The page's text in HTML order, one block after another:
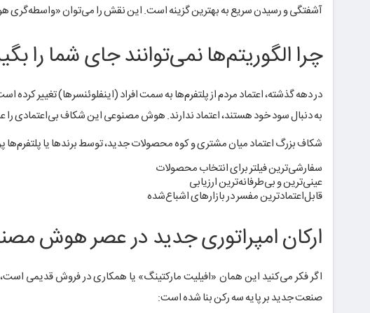
آشفتگی و رسیدن سریع به بهترین گزینه است. این نقش را می‌توان «واسطه‌گری
چرا الگوریتم‌ها نمی‌توانند جای شما را
در دهه گذشته، اعتماد مردم از پلتفرم‌ها به سمت افراد (اینفلوئنسرها) تغییر
به دنبال سود خود هستند، اعتماد ندارند. هوش مصنوعی این شکاف بی‌اعتمادی را
شکاف بزرگ اعتماد میان مشتری و کوه محصولات جدید، توسط برندها یا
سفارشی‌ترین فیلتر برای انتخاب محصولات
عینی‌ترین و بی‌طرفانه‌ترین ارزیابی
قابل‌اعتمادترین مفسر در بازارهای اشباع‌شده
ارکان امپراتوری جدید در عصر هوش
اگر فکر می‌کنید این همان «افیلیت مارکتینگ» یا همکاری در فروش قدیمی
صنعت جدید بر پایه سه رکن بنا شده است: